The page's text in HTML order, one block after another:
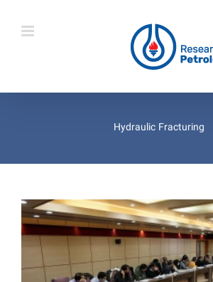
Hydraulic Fracturing